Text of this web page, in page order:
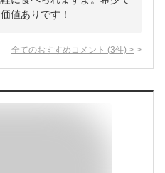
値ありです！
全てのおすすめコメント (3件) >